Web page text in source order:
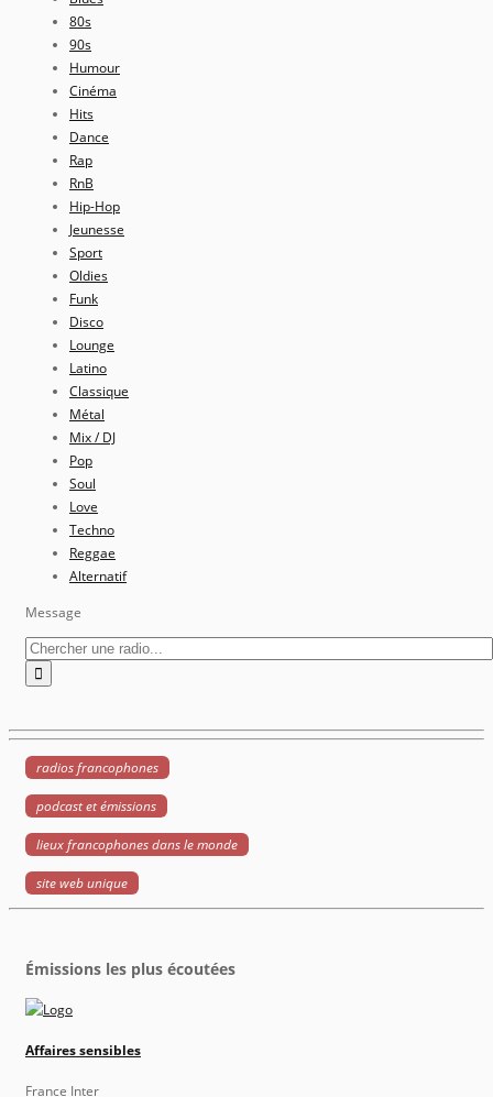
80s
90s
Humour
Cinéma
Hits
Dance
Rap
RnB
Hip-Hop
Jeunesse
Sport
Oldies
Funk
Disco
Lounge
Latino
Classique
Métal
Mix / DJ
Pop
Soul
Love
Techno
Reggae
Alternatif
Message
radios francophones
podcast et émissions
lieux francophones dans le monde
site web unique
Émissions les plus écoutées
Affaires sensibles
France Inter